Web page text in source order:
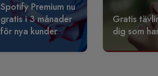
Spotify Premium nu
gratis i 3 månader
för nya kunder
Gratis
dig som